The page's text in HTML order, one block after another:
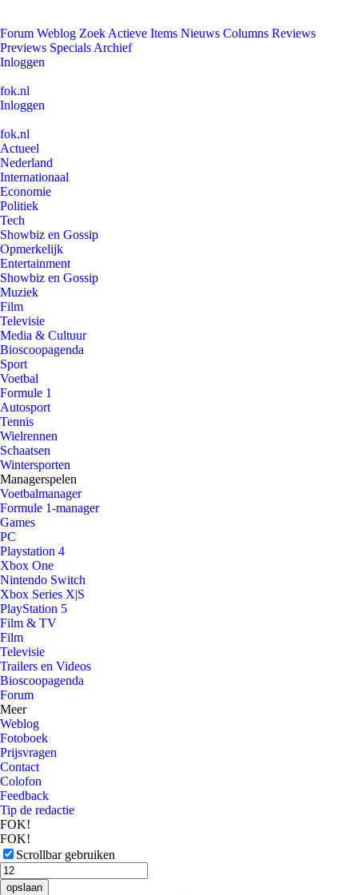
Forum Weblog Zoek Actieve Items Nieuws Columns Reviews
Previews Specials Archief
Inloggen
fok.nl
Inloggen
fok.nl
Actueel
Nederland
Internationaal
Economie
Politiek
Tech
Showbiz en Gossip
Opmerkelijk
Entertainment
Showbiz en Gossip
Muziek
Film
Televisie
Media & Cultuur
Bioscoopagenda
Sport
Voetbal
Formule 1
Autosport
Tennis
Wielrennen
Schaatsen
Wintersporten
Managerspelen
Voetbalmanager
Formule 1-manager
Games
PC
Playstation 4
Xbox One
Nintendo Switch
Xbox Series X|S
PlayStation 5
Film & TV
Film
Televisie
Trailers en Videos
Bioscoopagenda
Forum
Meer
Weblog
Fotoboek
Prijsvragen
Contact
Colofon
Feedback
Tip de redactie
FOK!
FOK!
Scrollbar gebruiken
opslaan